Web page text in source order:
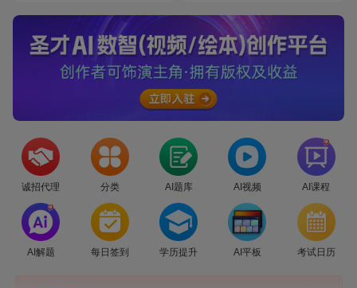
诚招代理 分类 AI题库 AI视频
爆
AI课程
爆
AI解题 每日签到 学历提升 AI平板 考试日历